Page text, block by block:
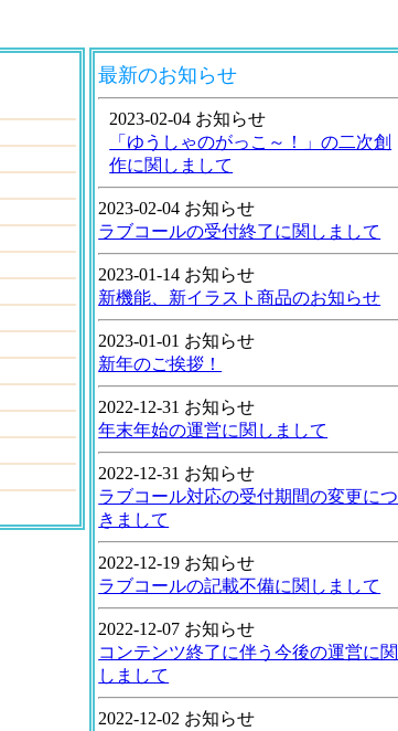
最新のお知らせ
2023-02-04 お知らせ
「ゆうしゃのがっこ～！」の二次創
作に関しまして
2023-02-04 お知らせ
ラブコールの受付終了に関しまして
2023-01-14 お知らせ
新機能、新イラスト商品のお知らせ
2023-01-01 お知らせ
新年のご挨拶！
2022-12-31 お知らせ
年末年始の運営に関しまして
2022-12-31 お知らせ
ラブコール対応の受付期間の変更につ
きまして
2022-12-19 お知らせ
ラブコールの記載不備に関しまして
2022-12-07 お知らせ
コンテンツ終了に伴う今後の運営に関
しまして
2022-12-02 お知らせ